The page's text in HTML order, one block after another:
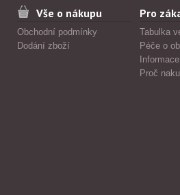
Vše o nákupu
Obchodní podmínky
Dodání zboží
Pro
Tabulka
Péče o
Proč